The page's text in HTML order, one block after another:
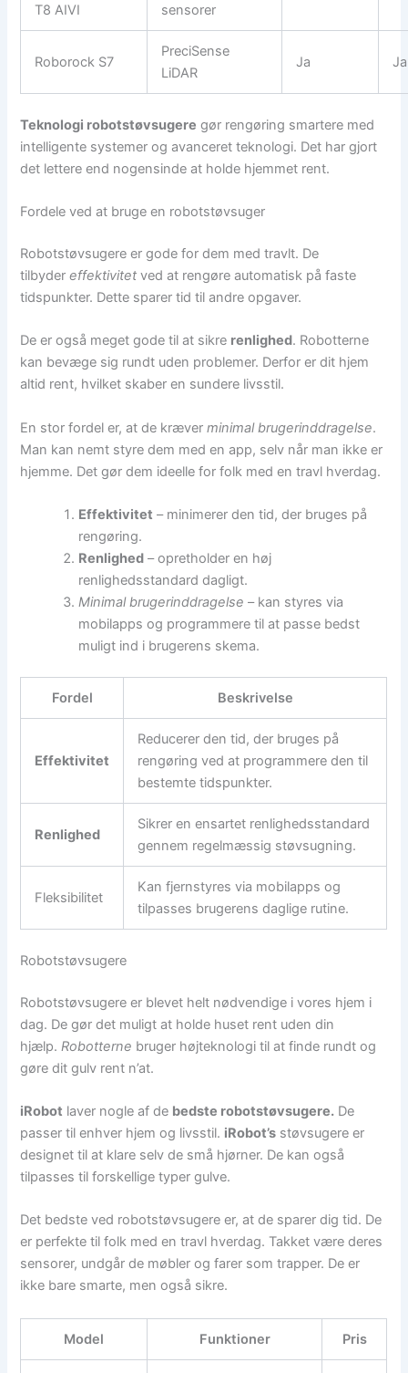
T8 AIVI
sensorer
Roborock S7
PreciSense
LiDAR
Ja Ja
Teknologi robotstøvsugere gør rengøring smartere med
intelligente systemer og avanceret teknologi. Det har gjort
det lettere end nogensinde at holde hjemmet rent.
Fordele ved at bruge en robotstøvsuger
Robotstøvsugere er gode for dem med travlt. De
tilbydereffektivitet ved at rengøre automatisk på faste
tidspunkter. Dette sparer tid til andre opgaver.
De er også meget gode til at sikre renlighed. Robotterne
kan bevæge sig rundt uden problemer. Derfor er dit hjem
altid rent, hvilket skaber en sundere livsstil.
En stor fordel er, at de kræverminimal brugerinddragelse.
Man kan nemt styre dem med en app, selv når man ikke er
hjemme. Det gør dem ideelle for folk med en travl hverdag.
Effektivitet – minimerer den tid, der bruges på
rengøring.
Renlighed – opretholder en høj
renlighedsstandard dagligt.
Minimal brugerinddragelse – kan styres via
mobilapps og programmere til at passe bedst
muligt ind i brugerens skema.
Fordel Beskrivelse
Effektivitet
Reducerer den tid, der bruges på
rengøring ved at programmere den til
bestemte tidspunkter.
Renlighed
Sikrer en ensartet renlighedsstandard
gennem regelmæssig støvsugning.
Fleksibilitet
Kan fjernstyres via mobilapps og
tilpasses brugerens daglige rutine.
Robotstøvsugere
Robotstøvsugere er blevet helt nødvendige i vores hjem i
dag. De gør det muligt at holde huset rent uden din
hjælp.Robotterne bruger højteknologi til at finde rundt og
gøre dit gulv rent n’at.
iRobot laver nogle af de bedste robotstøvsugere. De
passer til enhver hjem og livsstil. iRobot’s støvsugere er
designet til at klare selv de små hjørner. De kan også
tilpasses til forskellige typer gulve.
Det bedste ved robotstøvsugere er, at de sparer dig tid. De
er perfekte til folk med en travl hverdag. Takket være deres
sensorer, undgår de møbler og farer som trapper. De er
ikke bare smarte, men også sikre.
Model Funktioner Pris